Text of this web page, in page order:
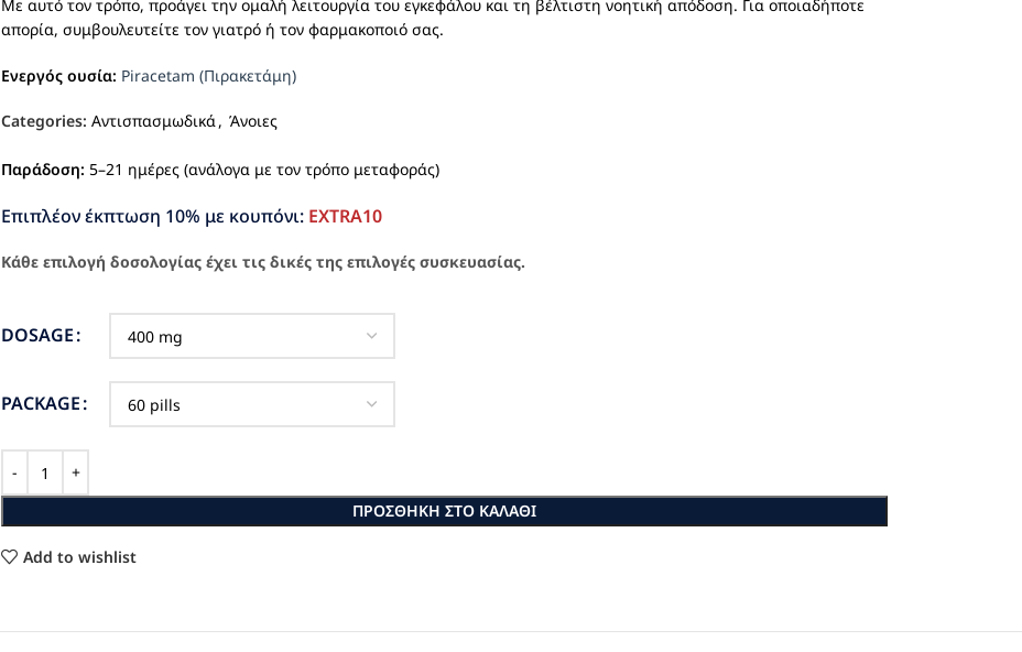
Με αυτό τον τρόπο, προάγει την ομαλή λειτουργία του εγκεφάλου και τη βέλτιστη νοητική απόδοση. Για οποιαδήποτε
απορία, συμβουλευτείτε τον γιατρό ή τον φαρμακοποιό σας.
Ενεργός ουσία: Piracetam (Πιρακετάμη)
Categories: Αντισπασμωδικά, Άνοιες
Παράδοση: 5–21 ημέρες (ανάλογα με τον τρόπο μεταφοράς)
Επιπλέον έκπτωση 10% με κουπόνι: EXTRA10
Κάθε επιλογή δοσολογίας έχει τις δικές της επιλογές συσκευασίας.
DOSAGE
PACKAGE
ΠΡΟΣΘΉΚΗ ΣΤΟ ΚΑΛΆΘΙ
Add to wishlist